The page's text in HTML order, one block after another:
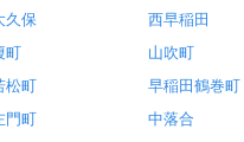
久保
西早稲田
町
山吹町
松町
早稲田鶴巻町
門町
中落合